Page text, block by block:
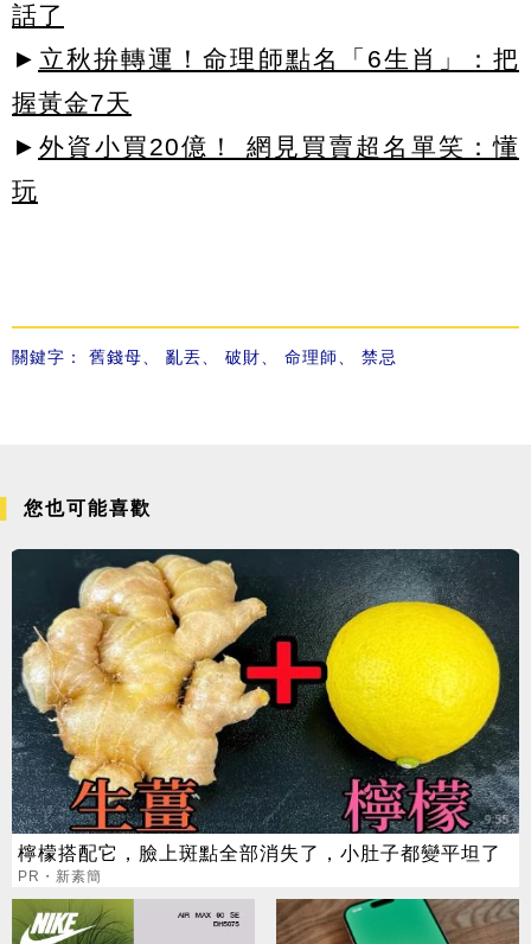
話了
► 立秋拚轉運！命理師點名「6生肖」：把
握黃金7天
► 外資小買20億！ 網見買賣超名單笑：懂
玩
關鍵字： 舊錢母 亂丟 破財 命理師 禁忌
您也可能喜歡
檸檬搭配它，臉上斑點全部消失了，小肚子都變平坦了
PR・新素簡